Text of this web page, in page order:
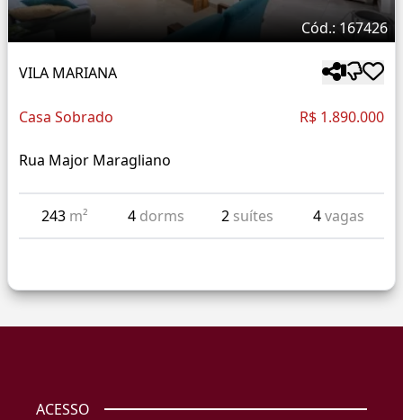
Cód.: 167426
VILA MARIANA
Casa Sobrado R$ 1.890.000
Rua Major Maragliano
243 m² 4 dorms 2 suítes 4vagas
ACESSO